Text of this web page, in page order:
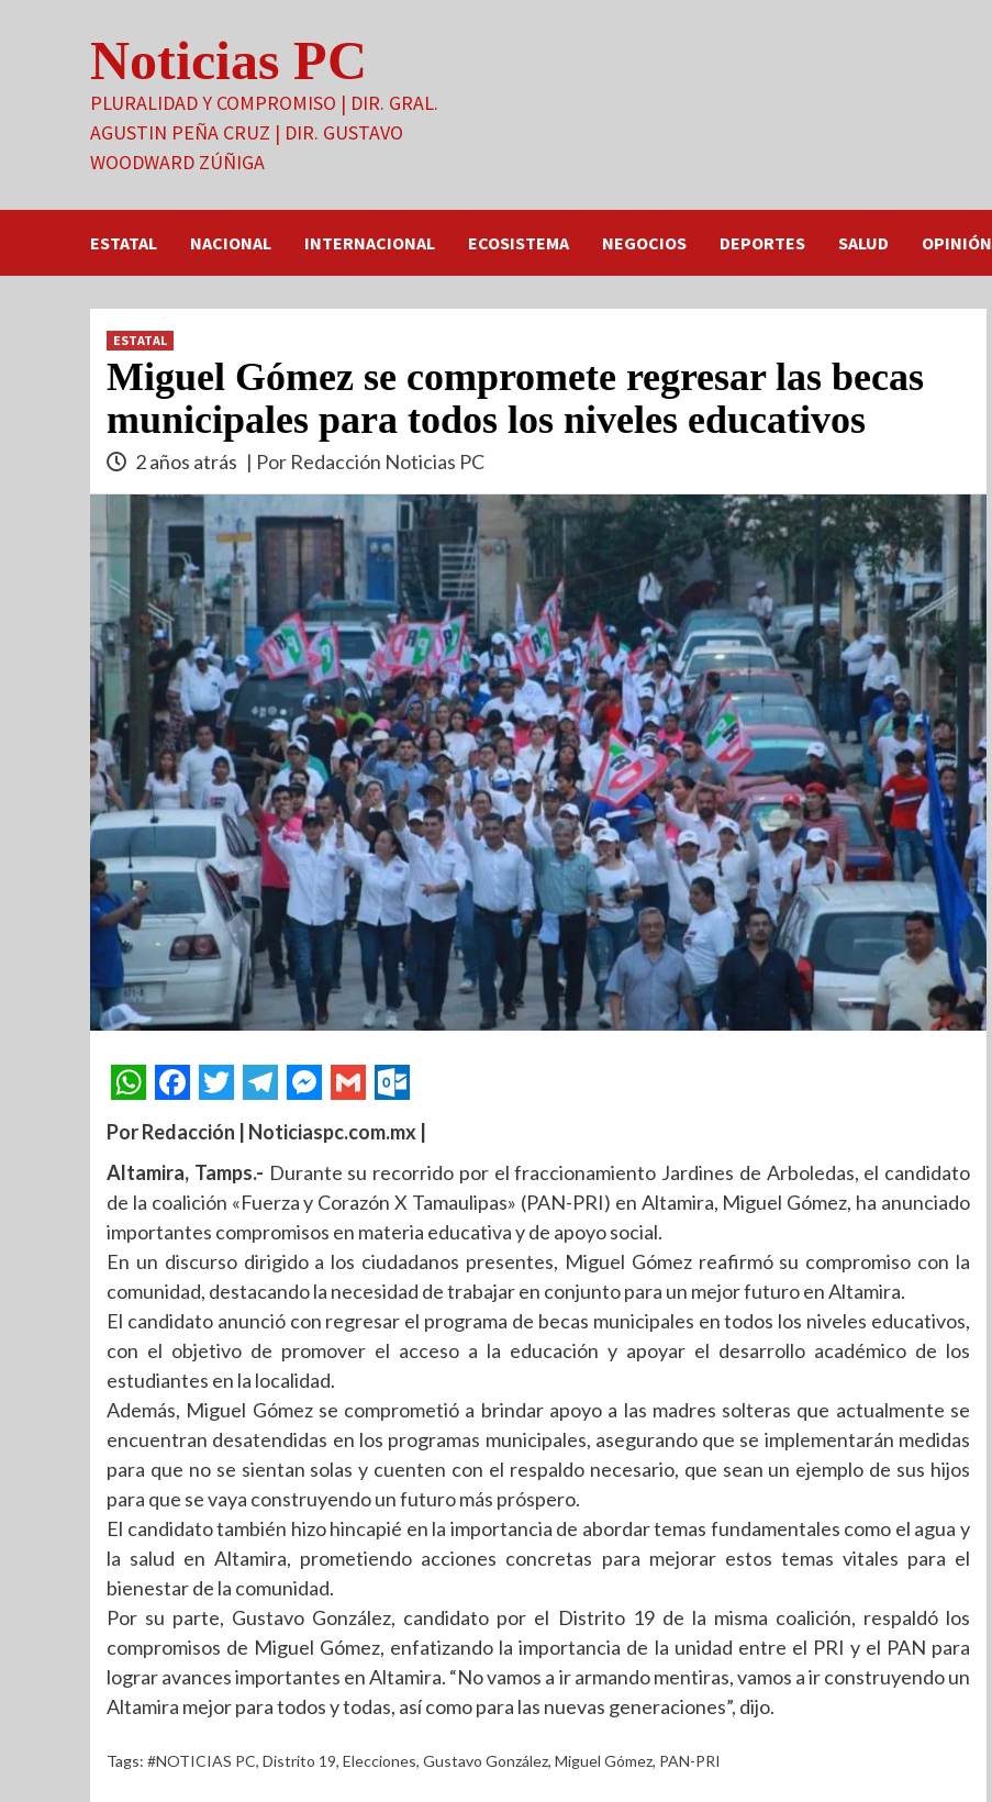
Noticias PC
PLURALIDAD Y COMPROMISO | DIR. GRAL.
AGUSTIN PEÑA CRUZ | DIR. GUSTAVO
WOODWARD ZÚÑIGA
ESTATAL NACIONAL INTERNACIONAL ECOSISTEMA NEGOCIOS DEPORTES SALUD OPINIÓN
ESTATAL
Miguel Gómez se compromete regresar las becas
municipales para todos los niveles educativos
2 años atrás | Por Redacción Noticias PC
Por Redacción | Noticiaspc.com.mx |
Altamira, Tamps.- Durante su recorrido por el fraccionamiento Jardines de Arboledas, el candidato
de la coalición «Fuerza y Corazón X Tamaulipas» (PAN-PRI) en Altamira, Miguel Gómez, ha anunciado
importantes compromisos en materia educativa y de apoyo social.
En un discurso dirigido a los ciudadanos presentes, Miguel Gómez reafirmó su compromiso con la
comunidad, destacando la necesidad de trabajar en conjunto para un mejor futuro en Altamira.
El candidato anunció con regresar el programa de becas municipales en todos los niveles educativos,
con el objetivo de promover el acceso a la educación y apoyar el desarrollo académico de los
estudiantes en la localidad.
Además, Miguel Gómez se comprometió a brindar apoyo a las madres solteras que actualmente se
encuentran desatendidas en los programas municipales, asegurando que se implementarán medidas
para que no se sientan solas y cuenten con el respaldo necesario, que sean un ejemplo de sus hijos
para que se vaya construyendo un futuro más próspero.
El candidato también hizo hincapié en la importancia de abordar temas fundamentales como el agua y
la salud en Altamira, prometiendo acciones concretas para mejorar estos temas vitales para el
bienestar de la comunidad.
Por su parte, Gustavo González, candidato por el Distrito 19 de la misma coalición, respaldó los
compromisos de Miguel Gómez, enfatizando la importancia de la unidad entre el PRI y el PAN para
lograr avances importantes en Altamira. “No vamos a ir armando mentiras, vamos a ir construyendo un
Altamira mejor para todos y todas, así como para las nuevas generaciones”, dijo.
Tags: #NOTICIAS PC, Distrito 19, Elecciones, Gustavo González, Miguel Gómez, PAN-PRI